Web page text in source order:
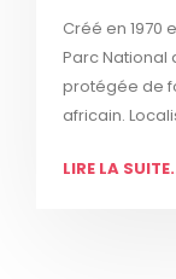
Créé en 1970
Parc National
protégée de
africain.
LIRE LA